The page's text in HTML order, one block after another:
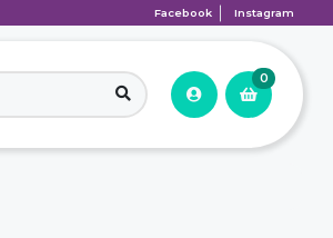
Facebook Instagram
0